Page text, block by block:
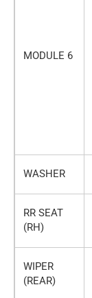
MODULE 6
WASHER
RR SEAT
(RH)
WIPER
(REAR)